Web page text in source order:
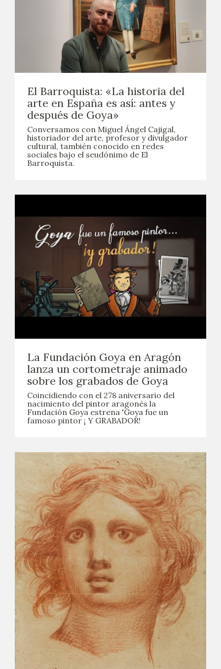
El Barroquista: «La historia del
arte en España es así: antes y
después de Goya»
Conversamos con Miguel Ángel Cajigal,
historiador del arte, profesor y divulgador
cultural, también conocido en redes
sociales bajo el seudónimo de El
Barroquista.
La Fundación Goya en Aragón
lanza un cortometraje animado
sobre los grabados de Goya
Coincidiendo con el 278 aniversario del
nacimiento del pintor aragonés la
Fundación Goya estrena 'Goya fue un
famoso pintor ¡ Y GRABADOR!